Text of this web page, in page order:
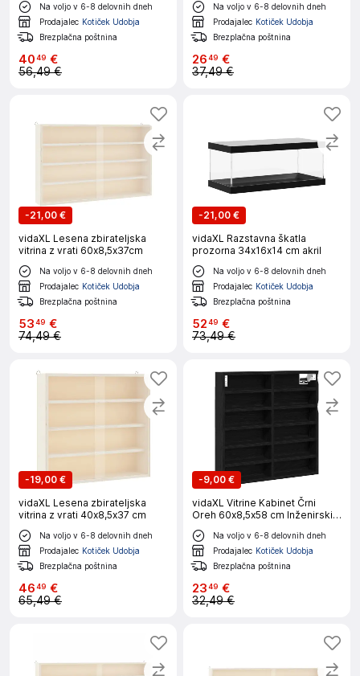
Na voljo v 6-8 delovnih dneh
Prodajalec Kotiček Udobja
Brezplačna poštnina
4049 €
56,49 €
Na voljo v 6-8 delovnih dneh
Prodajalec Kotiček Udobja
Brezplačna poštnina
2649 €
37,49 €
-21,00 €
vidaXL Lesena zbirateljska
vitrina z vrati 60x8,5x37cm
Na voljo v 6-8 delovnih dneh
Prodajalec Kotiček Udobja
Brezplačna poštnina
5349 €
74,49 €
-21,00 €
vidaXL Razstavna škatla
prozorna 34x16x14 cm akril
Na voljo v 6-8 delovnih dneh
Prodajalec Kotiček Udobja
Brezplačna poštnina
5249 €
73,49 €
-19,00 €
vidaXL Lesena zbirateljska
vitrina z vrati 40x8,5x37 cm
Na voljo v 6-8 delovnih dneh
Prodajalec Kotiček Udobja
Brezplačna poštnina
4649 €
65,49 €
-9,00 €
vidaXL Vitrine Kabinet Črni
Oreh 60x8,5x58 cm Inženirski
Les
Na voljo v 6-8 delovnih dneh
Prodajalec Kotiček Udobja
Brezplačna poštnina
2349 €
32,49 €